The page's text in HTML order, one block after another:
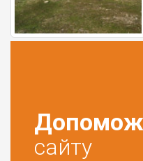
сайту